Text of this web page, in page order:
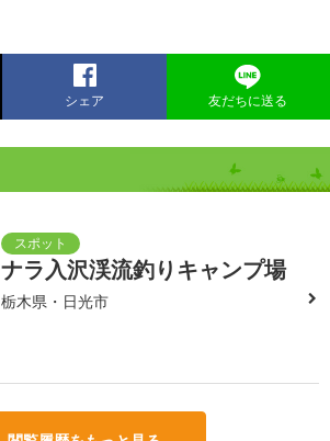
シェア 友だちに送る
ナラ入沢渓流釣りキャンプ場
栃木県・日光市